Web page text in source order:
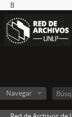
B
Navegar